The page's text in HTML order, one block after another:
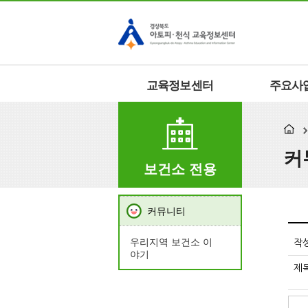
교육정보센터 주요사
보건소 전용 커
커뮤니티
우리지역 보건소 이
야기
작
제